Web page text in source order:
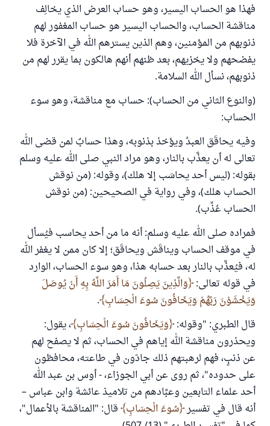
فهذا هو الحساب اليسير، وهو حساب العرض الذي يخالِف
مناقشة الحساب، والحساب اليسير هو حساب المغفور لهم
ذنوبهم من المؤمنين، وهم الذين يسترهم الله في الآخرة فلا
يفضحهم ولا يخزيهم، بعد ظنهم أنهم هالكون بما يقرر لهم من
ذنوبهم، نسأل الله السلامة.
(والنوع الثاني من الحساب): حساب مع مناقشة، وهو سوء
الحساب:
وفيه يحاقَق العبدُ ويؤخذ بذنوبه، وهذا حسابٌ لمن قضى الله
تعالى له أن يعذَّب بالنار، وهو مراد النبي صلى الله عليه وسلم
بقوله: (ليس أحد يحاسَب إلا هلك)، وقوله: (من نوقش
الحساب هلك)، وفي رواية في الصحيحين: (من نوقش
الحساب عُذِّب).
فمراده صلى الله عليه وسلم: أنه ما من أحد يحاسب فيُسأل
في موقف الحساب ويناقَش ويحاقَق؛ إلا كان ممن لا يغفر الله
له، فيُعذَّب بالنار بعد حسابه هذا، وهو سوء الحساب، الوارد
في قوله تعالى: وَالَّذِينَ يَصِلُونَ مَا أَمَرَ اللَّهُ بِهِ أَنْ يُوصَلَ
وَيَخْشَوْنَ رَبَّهُمْ وَيَخَافُونَ سُوءَ الْحِسَابِ .
قال الطبري: "وقوله: وَيَخَافُونَ سُوءَ الْحِسَابِ ، يقول:
ويحذرون مناقشة الله إياهم في الحساب، ثم لا يصفح لهم
عن ذنبٍ، فهم لرهبتهم ذلك جادّون في طاعته، محافظون
على حدوده"، ثم روى عن أبي الجوزاء، - أوس بن عبد الله
أحد علماء التابعين وعبَّادهم من تلاميذ عائشة وابن عباس –
أنه قال في تفسير سُوءَ الْحِسَابِ قال: "المناقشة بالأعمال"،